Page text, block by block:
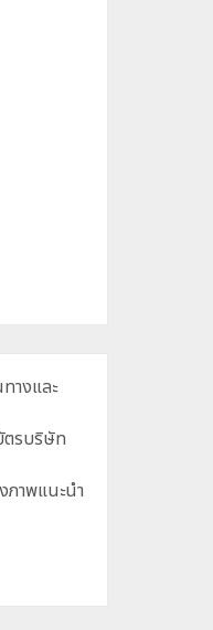
างและ
ตรบริษัท
าพแนะนำ